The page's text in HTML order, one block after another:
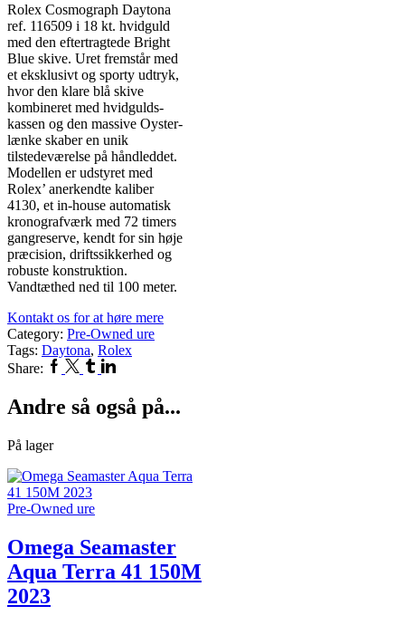
Rolex Cosmograph Daytona
ref. 116509 i 18 kt. hvidguld
med den eftertragtede Bright
Blue skive. Uret fremstår med
et eksklusivt og sporty udtryk,
hvor den klare blå skive
kombineret med hvidgulds-
kassen og den massive Oyster-
lænke skaber en unik
tilstedeværelse på håndleddet.
Modellen er udstyret med
Rolex’ anerkendte kaliber
4130, et in-house automatisk
kronografværk med 72 timers
gangreserve, kendt for sin høje
præcision, driftssikkerhed og
robuste konstruktion.
Vandtæthed ned til 100 meter.
Kontakt os for at høre mere
Category: Pre-Owned ure
Tags: Daytona, Rolex
Share: Facebook
Twitter
TumblrLinkedin
Andre så også på...
På lager
Pre-Owned ure
Omega Seamaster
Aqua Terra 41 150M
2023